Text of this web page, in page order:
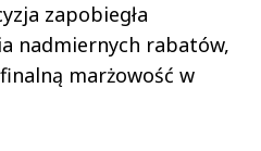
zapobiegła
nadmiernych rabatów,
marżowość w